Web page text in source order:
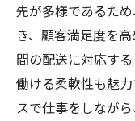
先が多様であるた
き、顧客満足度を
間の配送に対応す
働ける柔軟性も魅
スで仕事をしなが